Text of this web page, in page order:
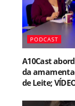
PODCAST
A10Cast
da
de Leite;